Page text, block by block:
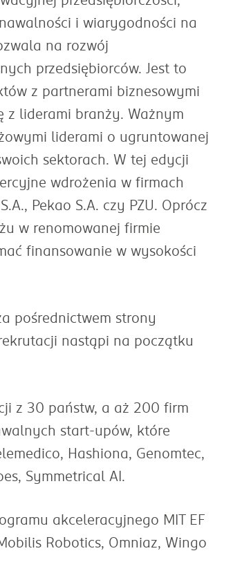
i wiarygodności na
na rozwój
przedsiębiorców. Jest to
z partnerami biznesowymi
z liderami branży. Ważnym
liderami o ugruntowanej
sektorach. W tej edycji
wdrożenia w firmach
Pekao S.A. czy PZU. Oprócz
w renomowanej firmie
finansowanie w wysokości
pośrednictwem strony
nastąpi na początku
z 30 państw, a aż 200 firm
start-upów, które
Hashiona, Genomtec,
Symmetrical AI.
akceleracyjnego MIT EF
Robotics, Omniaz, Wingo